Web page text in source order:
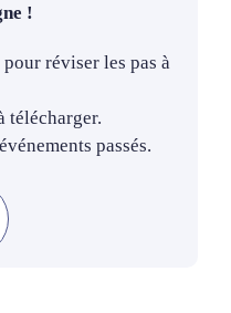
!
réviser les pas à
télécharger.
passés.